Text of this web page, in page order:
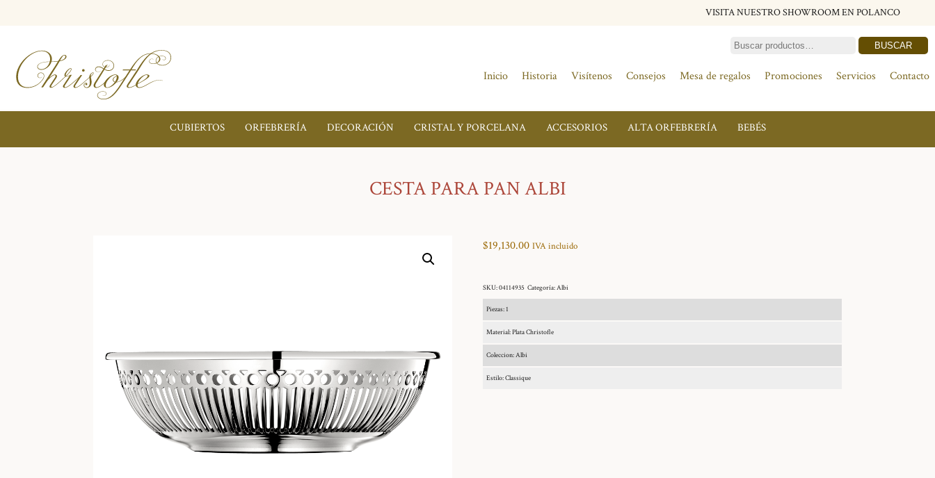
VISITA NUESTRO SHOWROOM EN POLANCO
BUSCAR
Inicio Historia Visítenos Consejos Mesa de regalos Promociones Servicios Contacto
CUBIERTOS ORFEBRERÍA DECORACIÓN CRISTAL Y PORCELANA ACCESORIOS ALTA ORFEBRERÍA BEBÉS
CESTA PARA PAN ALBI
$19,130.00 IVA incluido
SKU:04114935 Categoría:Albi
Piezas: 1
Material: Plata Christofle
Coleccion: Albi
Estilo: Classique